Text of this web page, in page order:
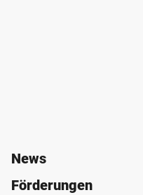
News
Förderungen